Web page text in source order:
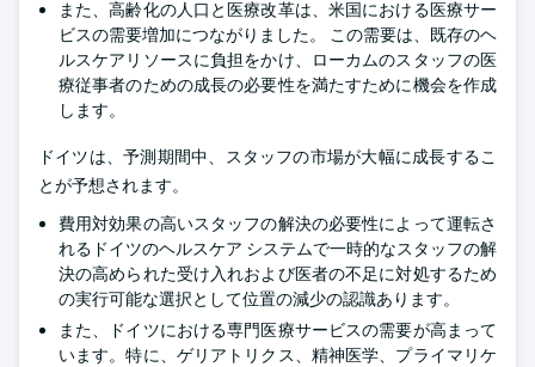
また、高齢化の人口と医療改革は、米国における医療サー
ビスの需要増加につながりました。 この需要は、既存のヘ
ルスケアリソースに負担をかけ、ローカムのスタッフの医
療従事者のための成長の必要性を満たすために機会を作成
します。
ドイツは、予測期間中、スタッフの市場が大幅に成長するこ
とが予想されます。
費用対効果の高いスタッフの解決の必要性によって運転さ
れるドイツのヘルスケア システムで一時的なスタッフの解
決の高められた受け入れおよび医者の不足に対処するため
の実行可能な選択として位置の減少の認識あります。
また、ドイツにおける専門医療サービスの需要が高まって
います。特に、ゲリアトリクス、精神医学、プライマリケ